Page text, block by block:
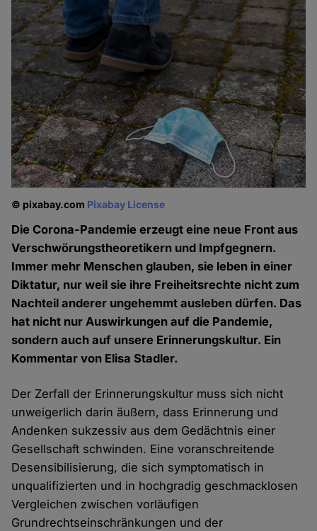
© pixabay.com Pixabay License
Die Corona-Pandemie erzeugt eine neue Front aus
Verschwörungstheoretikern und Impfgegnern.
Immer mehr Menschen glauben, sie leben in einer
Diktatur, nur weil sie ihre Freiheitsrechte nicht zum
Nachteil anderer ungehemmt ausleben dürfen. Das
hat nicht nur Auswirkungen auf die Pandemie,
sondern auch auf unsere Erinnerungskultur. Ein
Kommentar von Elisa Stadler.
Der Zerfall der Erinnerungskultur muss sich nicht
unweigerlich darin äußern, dass Erinnerung und
Andenken sukzessiv aus dem Gedächtnis einer
Gesellschaft schwinden. Eine voranschreitende
Desensibilisierung, die sich symptomatisch in
unqualifizierten und in hochgradig geschmacklosen
Vergleichen zwischen vorläufigen
Grundrechtseinschränkungen und der